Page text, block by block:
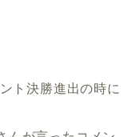
ト決勝進出の時に